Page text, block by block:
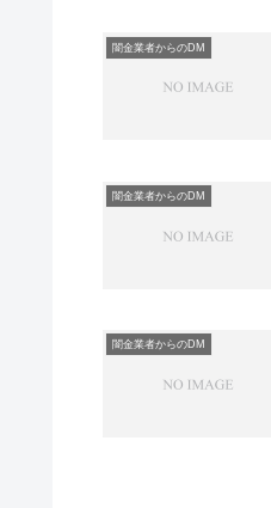
闇金業者からのDM
闇金業者からのDM
闇金業者からのDM